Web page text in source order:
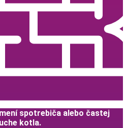
spotrebiča alebo častej
kotla.